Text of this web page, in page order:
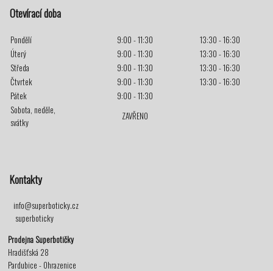
Otevírací doba
Pondělí 9:00 - 11:30
13:30 - 16:30
Úterý
9:00 - 11:30
13:30 - 16:30
Středa
9:00 - 11:30
13:30 - 16:30
Čtvrtek
9:00 - 11:30
13:30 - 16:30
Pátek
9:00 - 11:30
Sobota, neděle,
svátky
ZAVŘENO
Kontakty
info@superboticky.cz
superboticky
Prodejna Superbotičky
Hradišťská 28
Pardubice - Ohrazenice